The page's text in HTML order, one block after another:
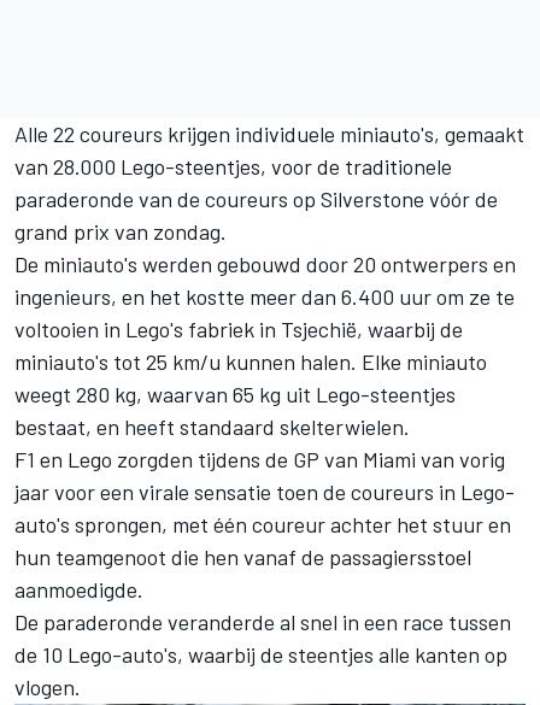
Alle 22 coureurs krijgen individuele miniauto's, gemaakt
van 28.000 Lego-steentjes, voor de traditionele
paraderonde van de coureurs op Silverstone vóór de
grand prix van zondag.
De miniauto's werden gebouwd door 20 ontwerpers en
ingenieurs, en het kostte meer dan 6.400 uur om ze te
voltooien in Lego's fabriek in Tsjechië, waarbij de
miniauto's tot 25 km/u kunnen halen. Elke miniauto
weegt 280 kg, waarvan 65 kg uit Lego-steentjes
bestaat, en heeft standaard skelterwielen.
F1 en Lego zorgden tijdens de GP van Miami van vorig
jaar voor een virale sensatie toen de coureurs in Lego-
auto's sprongen, met één coureur achter het stuur en
hun teamgenoot die hen vanaf de passagiersstoel
aanmoedigde.
De paraderonde veranderde al snel in een race tussen
de 10 Lego-auto's, waarbij de steentjes alle kanten op
vlogen.